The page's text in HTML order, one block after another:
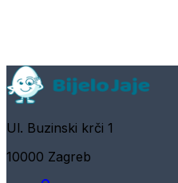
Ul. Buzinski krči 1
10000 Zagreb